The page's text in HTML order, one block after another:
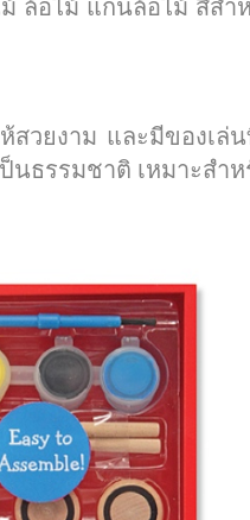
ล้อไม้ แกนล้อไม้ สีส
วยงาม และมีของเ
นธรรมชาติ เหมาะสำ